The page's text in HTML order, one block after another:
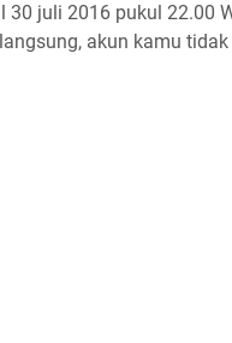
juli 2016 pukul 22.00
akun kamu